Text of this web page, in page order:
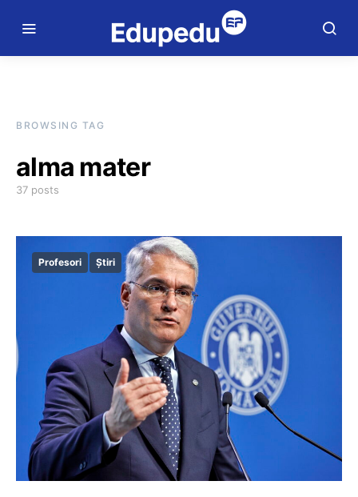
BROWSING TAG
alma mater
37 posts
Profesori Știri